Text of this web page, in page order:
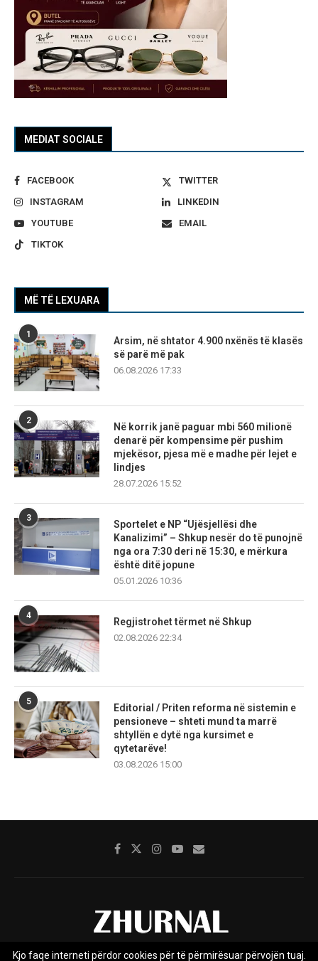
MEDIAT SOCIALE
FACEBOOK
TWITTER
INSTAGRAM
LINKEDIN
YOUTUBE
EMAIL
TIKTOK
MË TË LEXUARA
1
Arsim, në shtator 4.900 nxënës të klasës
së parë më pak
06.08.2026 17:33
2
Në korrik janë paguar mbi 560 milionë
denarë për kompensime për pushim
mjekësor, pjesa më e madhe për lejet e
lindjes
28.07.2026 15:52
3
Sportelet e NP “Ujësjellësi dhe
Kanalizimi” – Shkup nesër do të punojnë
nga ora 7:30 deri në 15:30, e mërkura
është ditë jopune
05.01.2026 10:36
4
Regjistrohet tërmet në Shkup
02.08.2026 22:34
5
Editorial / Priten reforma në sistemin e
pensioneve – shteti mund ta marrë
shtyllën e dytë nga kursimet e
qytetarëve!
03.08.2026 15:00
Kjo faqe interneti përdor cookies për të përmirësuar përvojën tuaj.